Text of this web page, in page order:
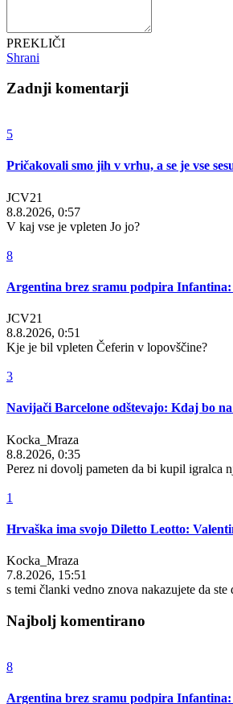
PREKLIČI
Shrani
Zadnji komentarji
5
Pričakovali smo jih v vrhu, a se je vse
JCV21
8.8.2026, 0:57
V kaj vse je vpleten Jo jo?
8
Argentina brez sramu podpira
JCV21
8.8.2026, 0:51
Kje je bil vpleten Čeferin v lopovščine?
3
Navijači Barcelone odštevajo: Kdaj bo
Kocka_Mraza
8.8.2026, 0:35
Perez ni dovolj pameten da bi kupil igralca
1
Hrvaška ima svojo Diletto Leotto:
Kocka_Mraza
7.8.2026, 15:51
s temi članki vedno znova nakazujete da ste
Najbolj komentirano
8
Argentina brez sramu podpira